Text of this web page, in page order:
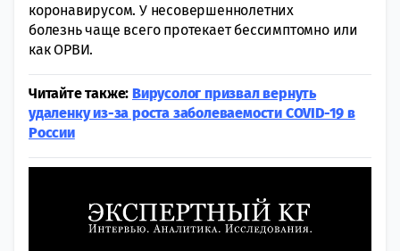
коронавирусом. У несовершеннолетних
болезнь чаще всего протекает бессимптомно или
как ОРВИ.
Читайте также: Вирусолог призвал вернуть
удаленку из-за роста заболеваемости COVID-19 в
России